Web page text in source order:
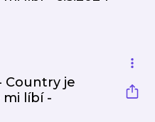
Country je
mi líbí -